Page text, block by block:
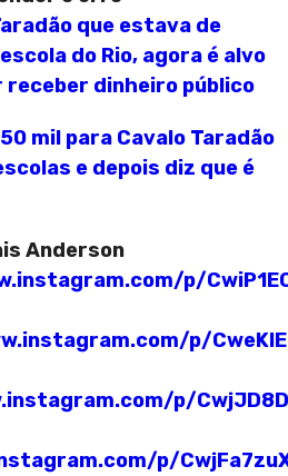
que estava de
do Rio, agora é alvo
dinheiro público
mil para Cavalo Taradão
e depois diz que é
Anderson
p/
p/
p/
p/